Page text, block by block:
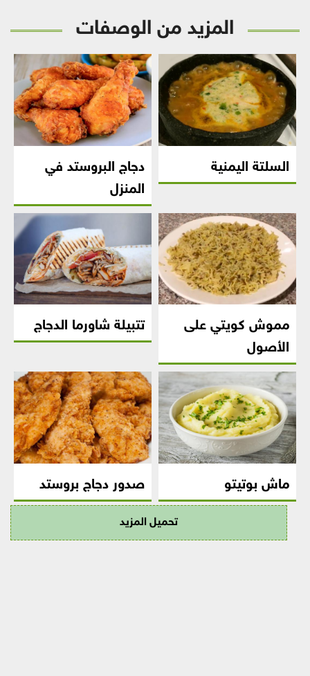
المزيد من الوصفات
السلتة اليمنية
دجاج البروستد في
المنزل
مموش كويتي على
الأصول
تتبيلة شاورما الدجاج
ماش بوتيتو صدور دجاج بروستد
تحميل المزيد